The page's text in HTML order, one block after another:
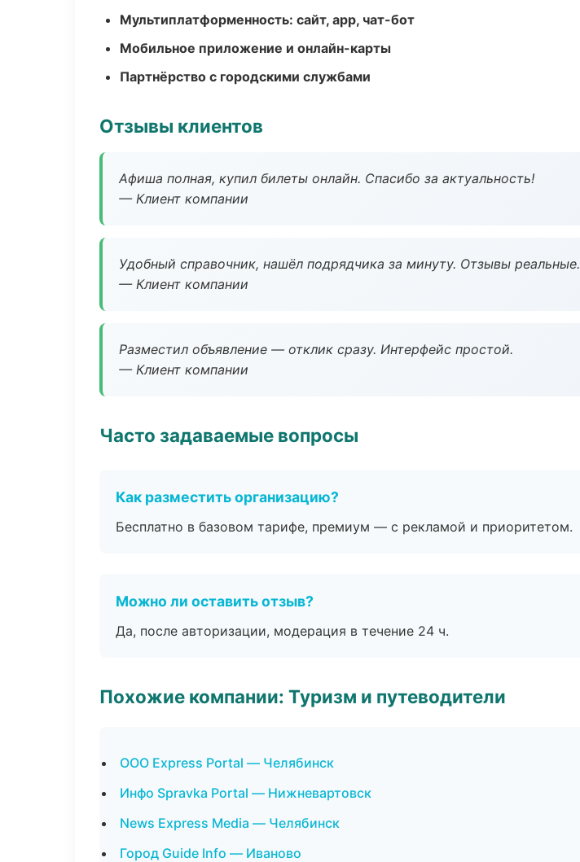
Мультиплатформенность: сайт, app, чат-бот
Мобильное приложение и онлайн-карты
Партнёрство с городскими службами
Отзывы клиентов
Афиша полная, купил билеты онлайн. Спасибо за актуальность!
— Клиент компании
Удобный справочник, нашёл подрядчика за минуту. Отзывы реальные.
— Клиент компании
Разместил объявление — отклик сразу. Интерфейс простой.
— Клиент компании
Часто задаваемые вопросы
Как разместить организацию?
Бесплатно в базовом тарифе, премиум — с рекламой и приоритетом.
Можно ли оставить отзыв?
Да, после авторизации, модерация в течение 24 ч.
Похожие компании: Туризм и путеводители
ООО Express Portal — Челябинск
Инфо Spravka Portal — Нижневартовск
News Express Media — Челябинск
Город Guide Info — Иваново